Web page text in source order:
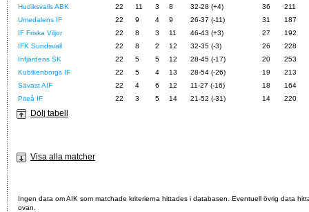
Hudiksvalls ABK
22 11 3 8 32-28 (+4) 36
211
Umedalens IF
22 9 4 9 26-37 (-11) 31
187
IF Friska Viljor
22 8 3 11 46-43 (+3) 27
192
IFK Sundsvall
22 8 2 12 32-35 (-3) 26
228
Infjärdens SK
22 5 5 12 28-45 (-17) 20
253
Kubikenborgs IF
22 5 4 13 28-54 (-26) 19
213
Sävast AIF
22 4 6 12 11-27 (-16) 18
164
Piteå IF
22 3 5 14 21-52 (-31) 14 220
Dölj tabell
Visa alla matcher
Ingen data om AIK som matchade kriterierna hittades i databasen. Eventuell övrig data
ovan.